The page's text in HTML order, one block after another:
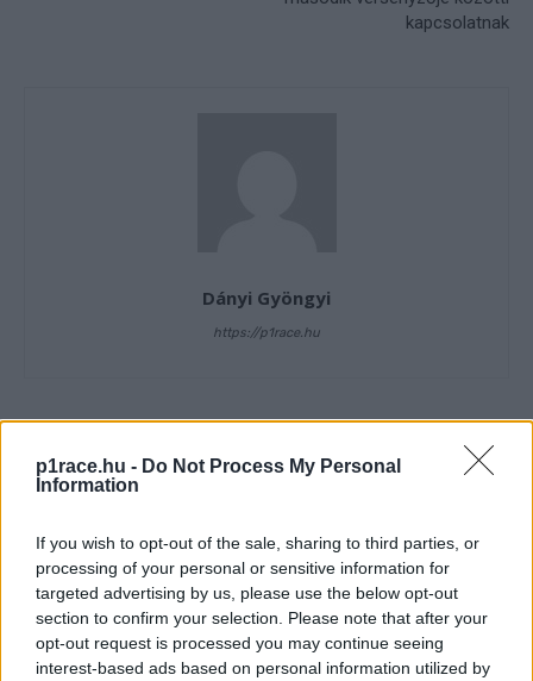
p1race.hu - Do Not Process My Personal
Information
If you wish to opt-out of the sale, sharing to third parties, or
processing of your personal or sensitive information for
targeted advertising by us, please use the below opt-out
section to confirm your selection. Please note that after your
opt-out request is processed you may continue seeing
interest-based ads based on personal information utilized by
kapcsolatnak
Dányi Gyöngyi
https://p1race.hu